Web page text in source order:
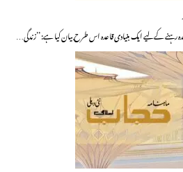
رہنے کے لیے ایک بنیادی قاعدہ اس طرح بیان کیا ہے: ’’زندگی…